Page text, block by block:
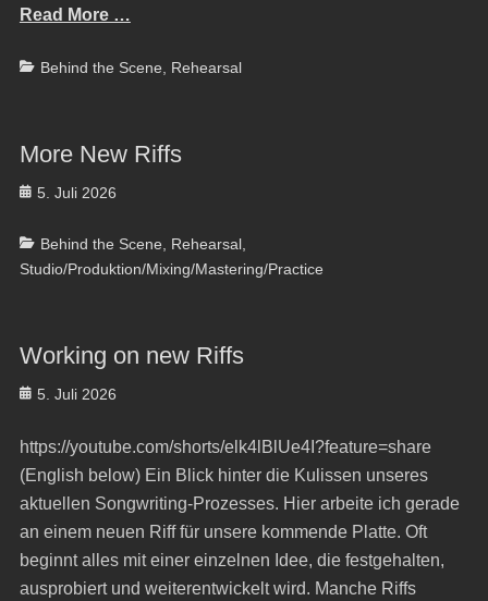
Read More …
Categories
Behind the Scene Rehearsal
More New Riffs
Posted
5. Juli 2026
Categories
Behind the Scene Rehearsal,
Studio/Produktion/Mixing/Mastering/Practice
Working on new Riffs
Posted
5. Juli 2026
https://youtube.com/shorts/elk4lBlUe4I?feature=share
(English below) Ein Blick hinter die Kulissen unseres
aktuellen Songwriting-Prozesses. Hier arbeite ich gerade
an einem neuen Riff für unsere kommende Platte. Oft
beginnt alles mit einer einzelnen Idee, die festgehalten,
ausprobiert und weiterentwickelt wird. Manche Riffs